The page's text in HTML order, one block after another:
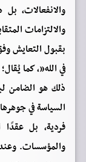
والانفعالات،
والالتزامات
بقبول التعايش
في الله”، كما
ذلك هو الضامن
السياسة في
فردية، بل عقدًا
والمؤسسات.